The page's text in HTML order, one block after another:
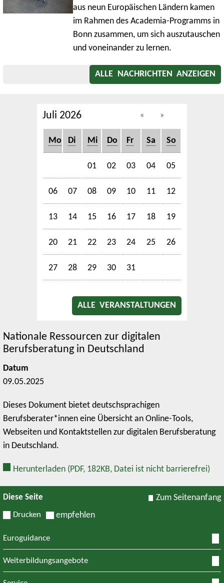
aus neun Europäischen Ländern kamen
im Rahmen des Academia-Programms in
Bonn zusammen, um sich auszutauschen
und voneinander zu lernen.
ALLE NACHRICHTEN ANZEIGEN
Juli 2026 « »
Mo Di Mi Do Fr Sa So
01 02 03 04 05
06 07 08 09 10 11 12
13 14 15 16 17 18 19
20 21 22 23 24 25 26
27 28 29 30 31
ALLE VERANSTALTUNGEN
Nationale Ressourcen zur digitalen
Berufsberatung in Deutschland
Datum
09.05.2025
Dieses Dokument bietet deutschsprachigen
Berufsberater*innen eine Übersicht an Online-Tools,
Webseiten und Kontaktstellen zur digitalen Berufsberatung
in Deutschland.
Herunterladen (PDF, 182KB, Datei ist nicht barrierefrei)
Diese Seite
Drucken empfehlen
Zum Seitenanfang
Euroguidance
Weiterbildungsangebote